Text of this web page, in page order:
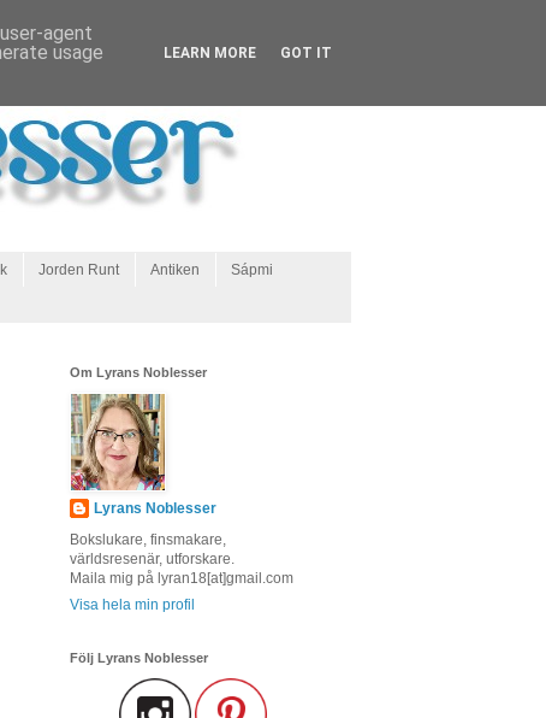
Jorden Runt Antiken Sápmi
Om Lyrans Noblesser
Lyrans Noblesser
Bokslukare, finsmakare,
världsresenär, utforskare.
Maila mig på lyran18[at]gmail.com
Visa hela min profil
Följ Lyrans Noblesser
agent
usage
LEARN MORE GOT IT